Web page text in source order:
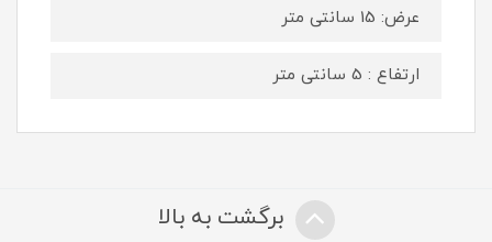
عرض: 15 سانتی متر
ارتفاع : 5 سانتی متر
برگشت به بالا